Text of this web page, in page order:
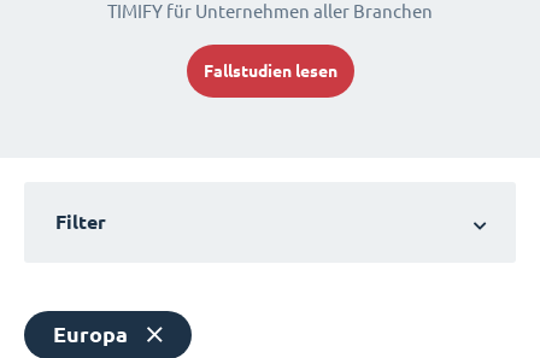
TIMIFY für Unternehmen aller Branchen
Fallstudien lesen
Filter
Europa